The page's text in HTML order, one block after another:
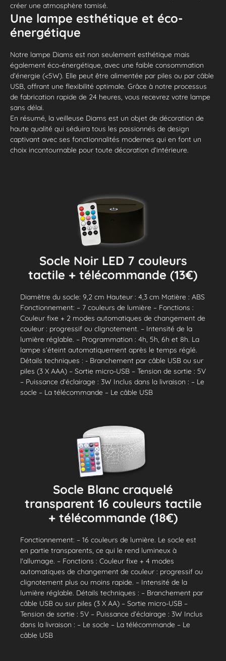
créer une atmosphère tamisé.
Une lampe esthétique et éco-
énergétique
Notre lampe Diams est non seulement esthétique mais
également éco-énergétique, avec une faible consommation
d’énergie (<5W). Elle peut être alimentée par piles ou par câble
USB, offrant une flexibilité optimale. Grâce à notre processus
de fabrication rapide de 24 heures, vous recevrez votre lampe
sans délai.
En résumé, la veilleuse Diams est un objet de décoration de
haute qualité qui séduira tous les passionnés de design
captivant avec ses fonctionnalités modernes qui en font un
choix incontournable pour toute décoration d’intérieure.
Socle Noir LED 7 couleurs
tactile + télécommande (13€)
Diamètre du socle: 9,2 cm Hauteur : 4,3 cm Matière : ABS
Fonctionnement: – 7 couleurs de lumière – Fonctions :
Couleur fixe + 2 modes automatiques de changement de
couleur : progressif ou clignotement. – Intensité de la
lumière réglable. – Programmation : 4h, 5h, 6h et 8h. La
lampe s’éteint automatiquement après le temps réglé.
Détails techniques : - Branchement par câble USB ou sur
piles (3 X AAA) – Sortie micro-USB – Tension de sortie : 5V
– Puissance d’éclairage : 3W Inclus dans la livraison : – Le
socle – La télécommande – Le câble USB
Socle Blanc craquelé
transparent 16 couleurs tactile
+ télécommande (18€)
Fonctionnement: – 16 couleurs de lumière. Le socle est
en partie transparents, ce qui le rend lumineux à
l'allumage. – Fonctions : Couleur fixe + 4 modes
automatiques de changement de couleur : progressif ou
clignotement plus ou moins rapide. – Intensité de la
lumière réglable. Détails techniques : – Branchement par
câble USB ou sur piles (3 X AA) – Sortie micro-USB –
Tension de sortie : 5V – Puissance d’éclairage : 3W Inclus
dans la livraison : – Le socle – La télécommande – Le
câble USB